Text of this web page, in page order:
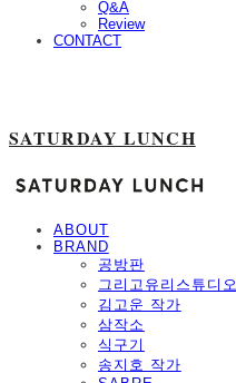
Q&A
Review
CONTACT
SATURDAY LUNCH
ABOUT
BRAND
공방판
그리고유리스튜디오
김고운 작가
삼작소
식구기
송지호 작가